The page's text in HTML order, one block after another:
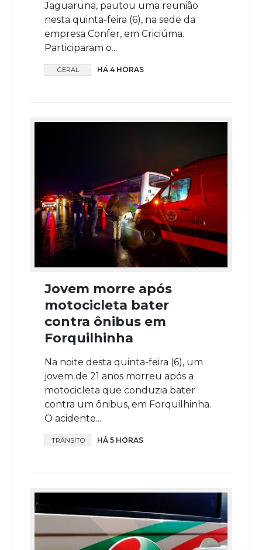
Jaguaruna, pautou uma reunião
nesta quinta-feira (6), na sede da
empresa Confer, em Criciúma.
Participaram o...
GERAL HÁ 4 HORAS
Jovem morre após
motocicleta bater
contra ônibus em
Forquilhinha
Na noite desta quinta-feira (6), um
jovem de 21 anos morreu após a
motocicleta que conduzia bater
contra um ônibus, em Forquilhinha.
O acidente...
TRÂNSITO HÁ 5 HORAS